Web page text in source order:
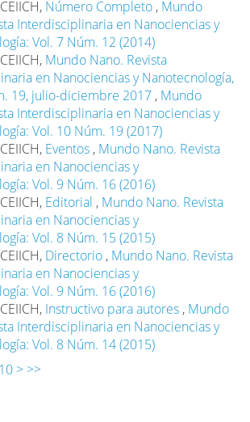
Número Completo , Mundo
Interdisciplinaria en Nanociencias y
Vol. 7 Núm. 12 (2014)
Mundo Nano. Revista
en Nanociencias y Nanotecnología,
19, julio-diciembre 2017 , Mundo
Interdisciplinaria en Nanociencias y
Vol. 10 Núm. 19 (2017)
Eventos , Mundo Nano. Revista
en Nanociencias y
Vol. 9 Núm. 16 (2016)
Editorial , Mundo Nano. Revista
en Nanociencias y
Vol. 8 Núm. 15 (2015)
Directorio , Mundo Nano. Revista
en Nanociencias y
Vol. 9 Núm. 16 (2016)
Instructivo para autores , Mundo
Interdisciplinaria en Nanociencias y
Vol. 8 Núm. 14 (2015)
10 > >>